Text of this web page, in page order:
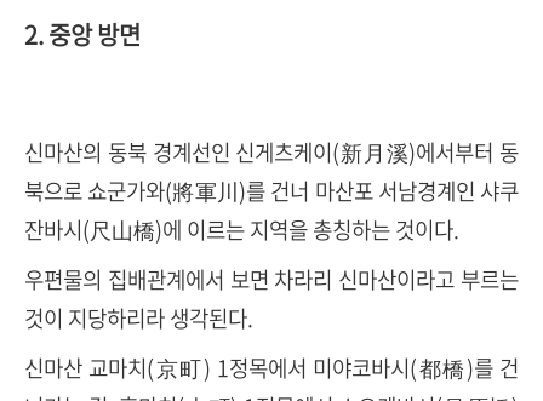
2.중앙 방면
신마산의 동북 경계선인 신게츠케이(新月溪)에서부터 동
북으로 쇼군가와(將軍川)를 건너 마산포 서남경계인 샤쿠
잔바시(尺山橋)에 이르는 지역을 총칭하는 것이다.
우편물의 집배관계에서 보면 차라리 신마산이라고 부르는
것이 지당하리라 생각된다.
신마산 교마치(京町) 1정목에서 미야코바시(都橋)를 건